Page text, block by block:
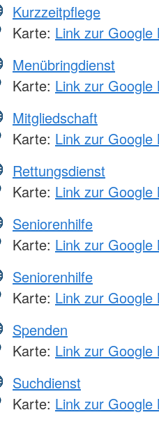
Kurzzeitpflege
Karte: Link zur Google
Menübringdienst
Karte: Link zur Google
Mitgliedschaft
Karte: Link zur Google
Rettungsdienst
Karte: Link zur Google
Seniorenhilfe
Karte: Link zur Google
Seniorenhilfe
Karte: Link zur Google
Spenden
Karte: Link zur Google
Suchdienst
Karte: Link zur Google